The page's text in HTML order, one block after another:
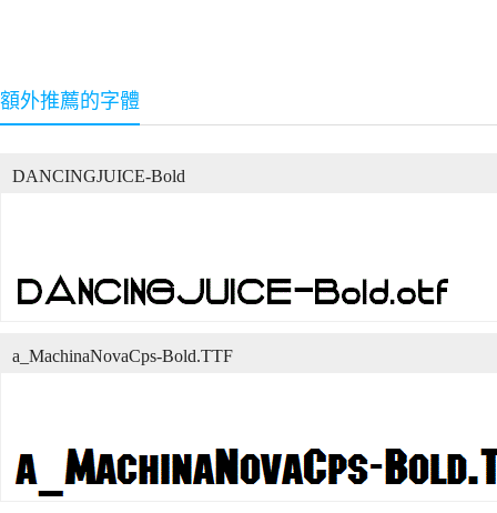
額外推薦的字體
DANCINGJUICE-Bold
a_MachinaNovaCps-Bold.TTF